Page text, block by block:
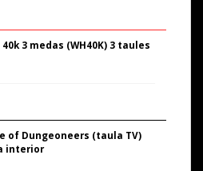
3 medas (WH40K) 3 taules
of Dungeoneers (taula TV)
interior